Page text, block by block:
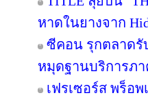
หาดในยางจาก
ซีคอน รุกตลาดรั
หมุดฐานบริการภ
เฟรเซอร์ส พร็อ